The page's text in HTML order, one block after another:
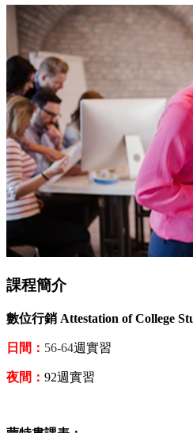
課程簡介
數位行銷 Attestation of College
日間： 56-64週實習
夜間： 92週實習